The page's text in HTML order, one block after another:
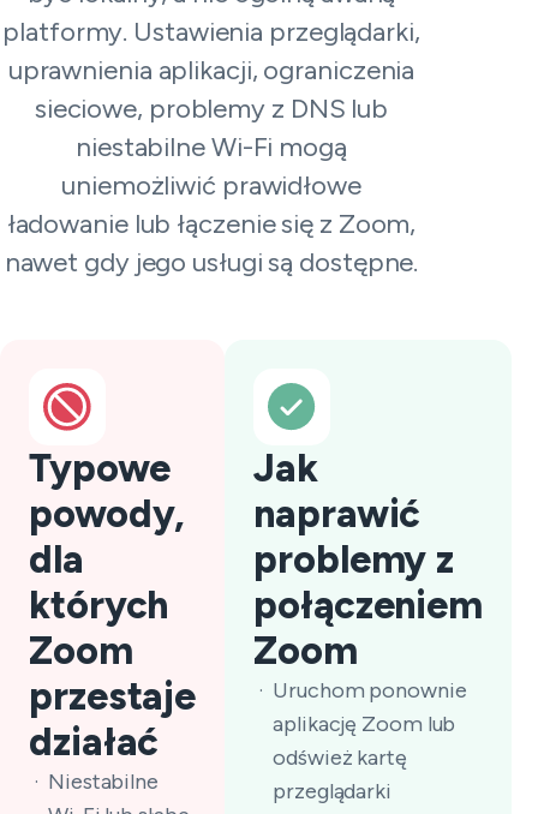
platformy. Ustawienia przeglądarki,
uprawnienia aplikacji, ograniczenia
sieciowe, problemy z DNS lub
niestabilne Wi-Fi mogą
uniemożliwić prawidłowe
ładowanie lub łączenie się z Zoom,
nawet gdy jego usługi są dostępne.
Typowe
powody,
dla
których
Zoom
przestaje
działać
Niestabilne
Jak
naprawić
problemy z
połączeniem
Zoom
Uruchom ponownie
aplikację Zoom lub
odśwież kartę
przeglądarki